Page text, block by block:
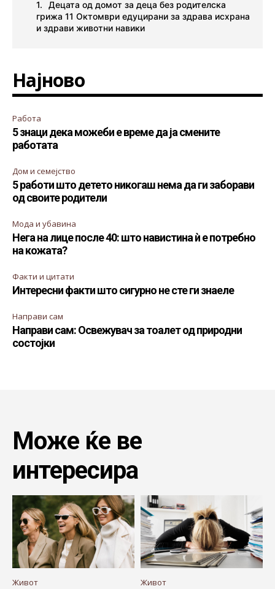
Децата од домот за деца без родителска
грижа 11 Октомври едуцирани за здрава исхрана
и здрави животни навики
Најново
Работа
5 знаци дека можеби е време да ја смените
работата
Дом и семејство
5 работи што детето никогаш нема да ги заборави
од своите родители
Мода и убавина
Нега на лице после 40: што навистина ѝ е потребно
на кожата?
Факти и цитати
Интересни факти што сигурно не сте ги знаеле
Направи сам
Направи сам: Освежувач за тоалет од природни
состојки
Може ќе ве
интересира
Живот Живот